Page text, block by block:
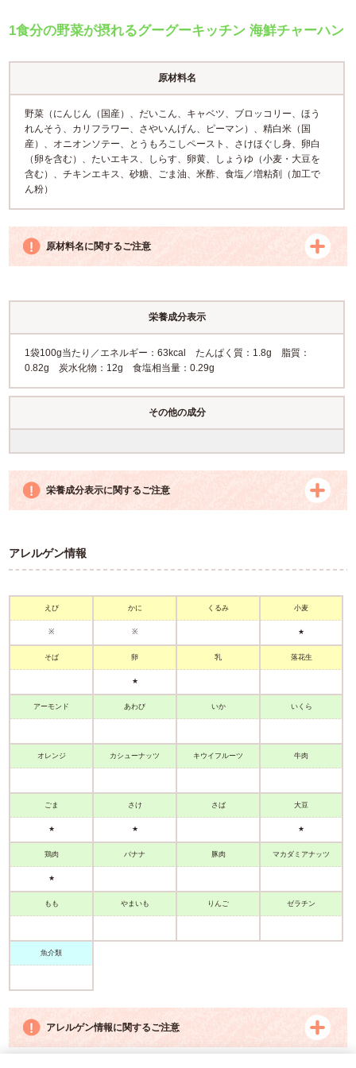
1食分の野菜が摂れるグーグーキッチン 海鮮チャーハン
原材料名
野菜（にんじん（国産）、だいこん、キャベツ、ブロッコリー、ほう
れんそう、カリフラワー、さやいんげん、ピーマン）、精白米（国
産）、オニオンソテー、とうもろこしペースト、さけほぐし身、卵白
（卵を含む）、たいエキス、しらす、卵黄、しょうゆ（小麦・大豆を
含む）、チキンエキス、砂糖、ごま油、米酢、食塩／増粘剤（加工で
ん粉）
原材料名に関するご注意
栄養成分表示
1袋100g当たり／エネルギー：63kcal たんぱく質：1.8g 脂質：
0.82g 炭水化物：12g 食塩相当量：0.29g
その他の成分
栄養成分表示に関するご注意
アレルゲン情報
えび かに くるみ 小麦
※ ※ ★
そば 卵 乳 落花生
★
アーモンド あわび いか いくら
オレンジ カシューナッツ キウイフルーツ 牛肉
ごま さけ さば 大豆
★ ★ ★
鶏肉 バナナ 豚肉 マカダミアナッツ
★
もも まいも りんご ゼラチン
魚介類
アレルゲン情報に関するご注意